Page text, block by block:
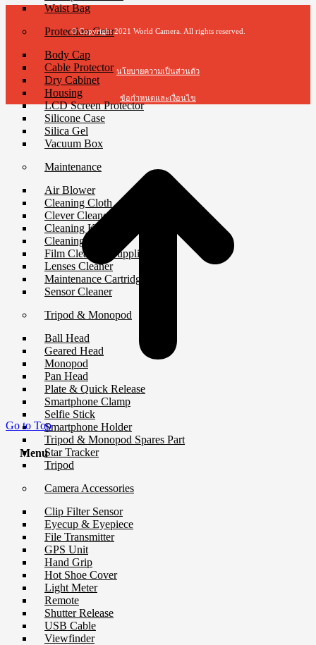
Waist Bag
Protection Gear
Body Cap
Cable Protector
Dry Cabinet
Housing
LCD Screen Protector
Silicone Case
Silica Gel
Vacuum Box
Maintenance
Air Blower
Cleaning Cloth
Clever Cleaner
Cleaning Kits
Cleaning Paper
Film Cleaning Supplies
Lenses Cleaner
Maintenance Cartridge
Sensor Cleaner
Tripod & Monopod
Ball Head
Geared Head
Monopod
Pan Head
Plate & Quick Release
Smartphone Clamp
Selfie Stick
Smartphone Holder
Tripod & Monopod Spares Part
Star Tracker
Tripod
Camera Accessories
Clip Filter Sensor
Eyecup & Eyepiece
File Transmitter
GPS Unit
Hand Grip
Hot Shoe Cover
Light Meter
Remote
Shutter Release
USB Cable
Viewfinder
© Copyright 2021 World Camera. All rights reserved.
นโยบายความเป็นส่วนตัว
ข้อกำหนดและเงื่อนไข
Go to Top
Menu